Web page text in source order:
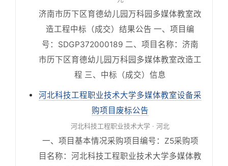
济南市历下区育德幼儿园万科园多媒体教室改
造工程中标（成交）结果公告 一、项目编
号：SDGP372000189 二、项目名称：济南
市历下区育德幼儿园万科园多媒体教室改造工
程 三、中标（成交）信息
河北科技工程职业技术大学多媒体教室设备采
购项目废标公告
河北科技工程职业技术大学 · 河北
一、项目基本情况采购项目编号：Z5采购项
目名称：河北科技工程职业技术大学多媒体教